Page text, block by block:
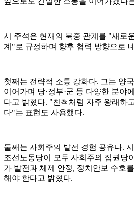
시 주석은 현재의 북중 관계를 "새로
계"로 규정하며 향후 협력 방향으로
첫째는 전략적 소통 강화다. 그는 양
이어가며 당·정부·군 등 다양한 분야
다고 밝혔다. "친척처럼 자주 왕래하
다"는 표현도 사용했다.
둘째는 사회주의 발전 경험 공유다.
조선노동당이 모두 사회주의 집권당
가 발전과 체제 안정, 정치안보 수호
해야 한다고 밝혔다.